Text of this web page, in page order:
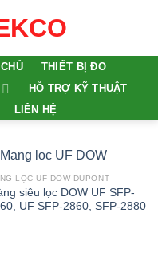
THIẾT BỊ ĐO
HỖ TRỢ KỸ THUẬT
LIÊN HỆ
LỌC UF DOW DUPONT
siêu lọc DOW UF SFP-
UF SFP-2860, SFP-2880